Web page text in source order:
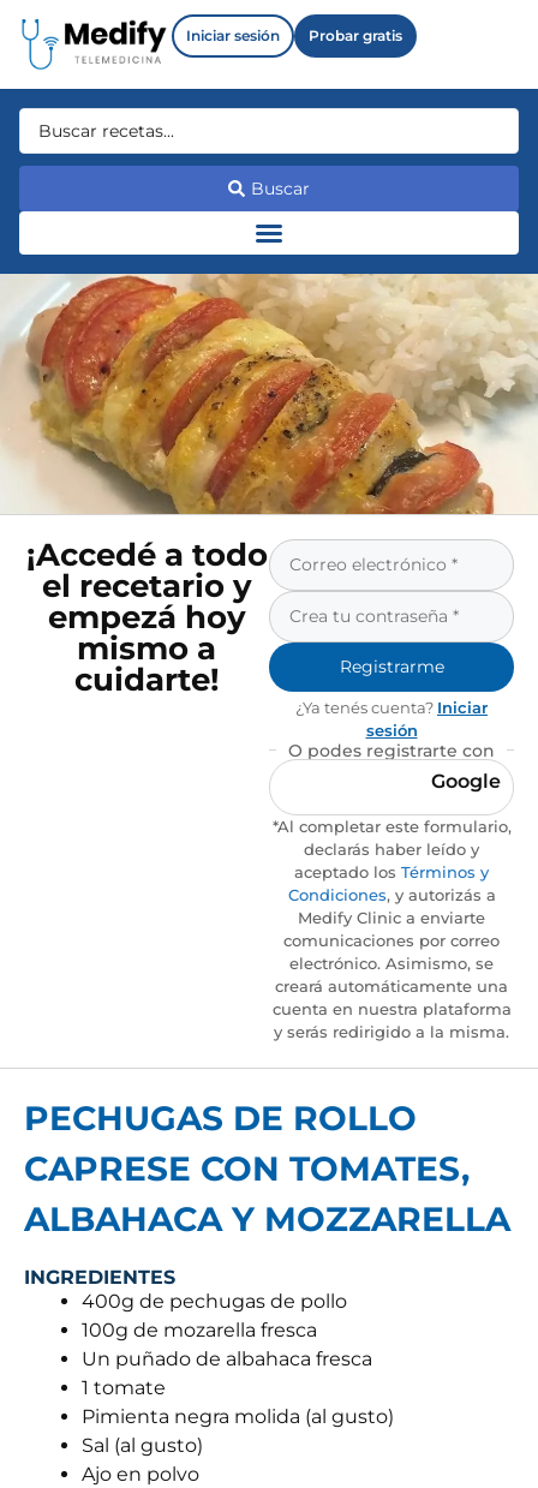
Iniciar sesión Probar gratis
Buscar
¡Accedé a todo
el recetario y
empezá hoy
mismo a
cuidarte!
Registrarme
¿Ya tenés cuenta? Iniciar
sesión
O podes registrarte con
Google
*Al completar este formulario,
declarás haber leído y
aceptado los Términos y
Condiciones, y autorizás a
Medify Clinic a enviarte
comunicaciones por correo
electrónico. Asimismo, se
creará automáticamente una
cuenta en nuestra plataforma
y serás redirigido a la misma.
PECHUGAS DE ROLLO
CAPRESE CON TOMATES,
ALBAHACA Y MOZZARELLA
INGREDIENTES
400g de pechugas de pollo
100g de mozarella fresca
Un puñado de albahaca fresca
1 tomate
Pimienta negra molida (al gusto)
Sal (al gusto)
Ajo en polvo